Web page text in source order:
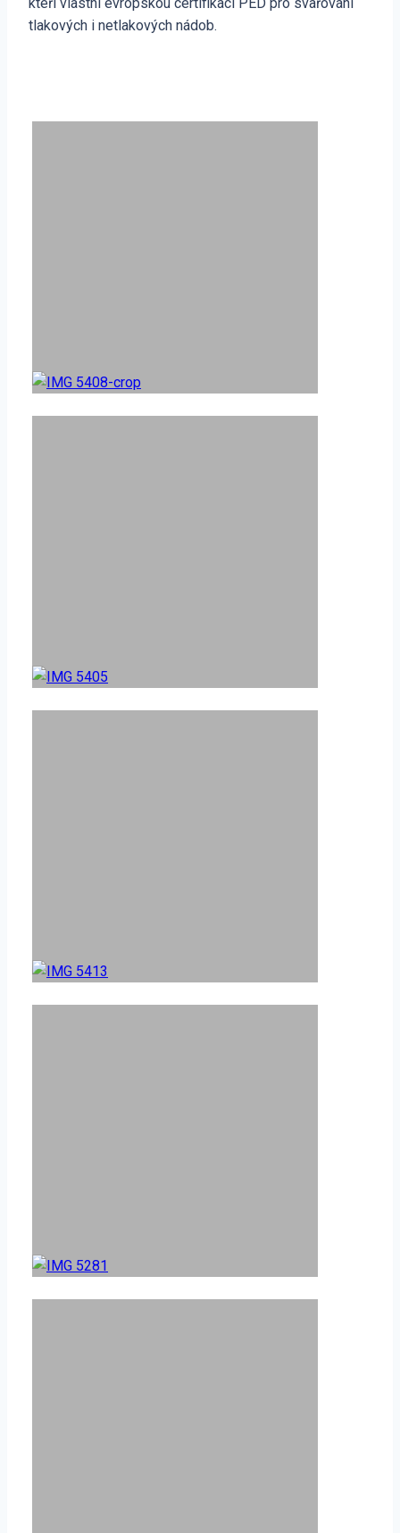
tlakových i netlakových nádob.